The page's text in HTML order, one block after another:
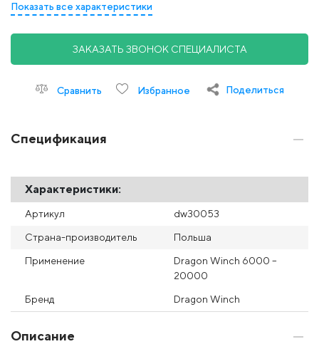
Показать все характеристики
ЗАКАЗАТЬ ЗВОНОК СПЕЦИАЛИСТА
Сравнить Избранное Поделиться
Спецификация
Характеристики:
Артикул dw30053
Страна-производитель Польша
Применение
Dragon Winch 6000 –
20000
Бренд Dragon Winch
Описание